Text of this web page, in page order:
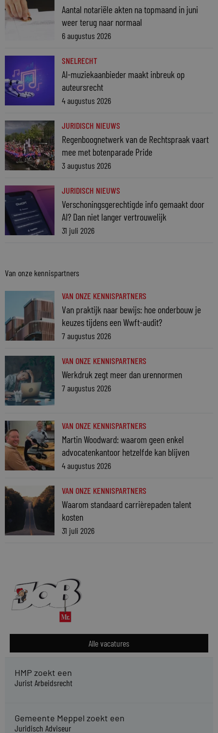
Aantal notariële akten na topmaand in juni
weer terug naar normaal
6 augustus 2026
SNELRECHT
AI-muziekaanbieder maakt inbreuk op
auteursrecht
4 augustus 2026
JURIDISCH NIEUWS
Regenboognetwerk van de Rechtspraak vaart
mee met botenparade Pride
3 augustus 2026
JURIDISCH NIEUWS
Verschoningsgerechtigde info gemaakt door
AI? Dan niet langer vertrouwelijk
31 juli 2026
Van onze kennispartners
VAN ONZE KENNISPARTNERS
Van praktijk naar bewijs: hoe onderbouw je
keuzes tijdens een Wwft-audit?
7 augustus 2026
VAN ONZE KENNISPARTNERS
Werkdruk zegt meer dan urennormen
7 augustus 2026
VAN ONZE KENNISPARTNERS
Martin Woodward: waarom geen enkel
advocatenkantoor hetzelfde kan blijven
4 augustus 2026
VAN ONZE KENNISPARTNERS
Waarom standaard carrièrepaden talent
kosten
31 juli 2026
Alle vacatures
HMP zoekt een
Jurist Arbeidsrecht
Gemeente Meppel zoekt een
Juridisch Adviseur